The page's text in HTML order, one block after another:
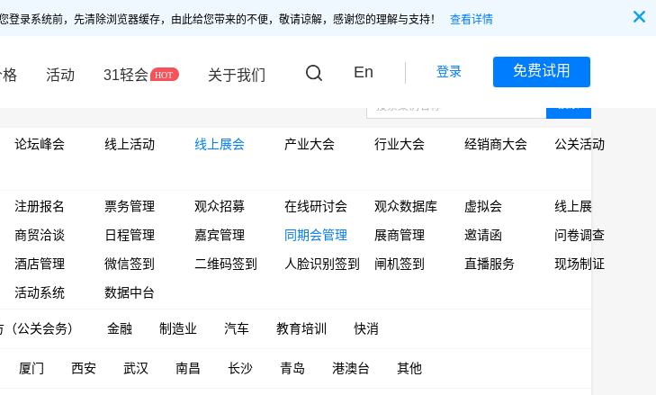
录系统前，先清除浏览器缓存，由此给您带来的不便，敬请谅解，感谢您的理解与支持！ 查看详情
格 活动 31轻会 关于我们 En 登录 免费试用
论坛峰会 线上活动 线上展会 产业大会 行业大会 经销商大会
公关活动
注册报名 票务管理 观众招募 在线研讨会 观众数据库 虚拟会
线上展
商贸洽谈 日程管理 嘉宾管理 同期会管理 展商管理 邀请函
问卷调查
酒店管理 微信签到 二维码签到 人脸识别签到 闸机签到 直播服务
现场制证
活动系统 数据中台
公关会务） 金融 制造业 汽车 教育培训 快消
厦门 西安 武汉 南昌 长沙 青岛 港澳台 其他